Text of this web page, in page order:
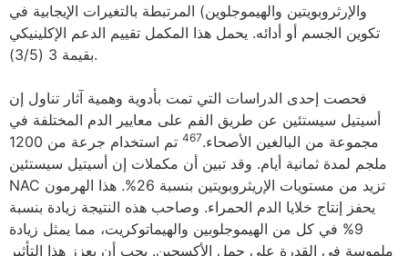
والإرثروبويتين والهيموجلوين) المرتبطة بالتغيرات الإيجابية في
تكوين الجسم أو أدائه. يحمل هذا المكمل تقييم الدعم الإكلينيكي
بقيمة 3 (3/5).
فحصت إحدى الدراسات التي تمت بأدوية وهمية آثار تناول إن
أسيتيل سيستئين ​​عن طريق الفم على معايير الدم المختلفة في
مجموعة من البالغين الأصحاء.467
تم استخدام جرعة من 1200
ملجم لمدة ثمانية أيام. وقد تبين أن مكملات إن أسيتيل سيستئين
NAC تزيد من مستويات الإريثروبويتين بنسبة 26%. هذا الهرمون
يحفز إنتاج خلايا الدم الحمراء. وصاحب هذه النتيجة زيادة بنسبة
9% في كل من الهيموجلوبين والهيماتوكريت، مما يمثل زيادة
ملموسة في القدرة على حمل الأكسجين. يجب أن يعزز هذا التأثير